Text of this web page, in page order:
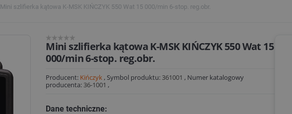
Mini szlifierka kątowa K-MSK KIŃCZYK 550 Wat 15 000/min 6-stop. reg.obr.
Mini szlifierka kątowa K-MSK KIŃCZYK 550 Wat 15
000/min 6-stop. reg.obr.
Producent: Kińczyk , Symbol produktu: 361001 , Numer katalogowy
producenta: 36-1001 ,
Dane techniczne: